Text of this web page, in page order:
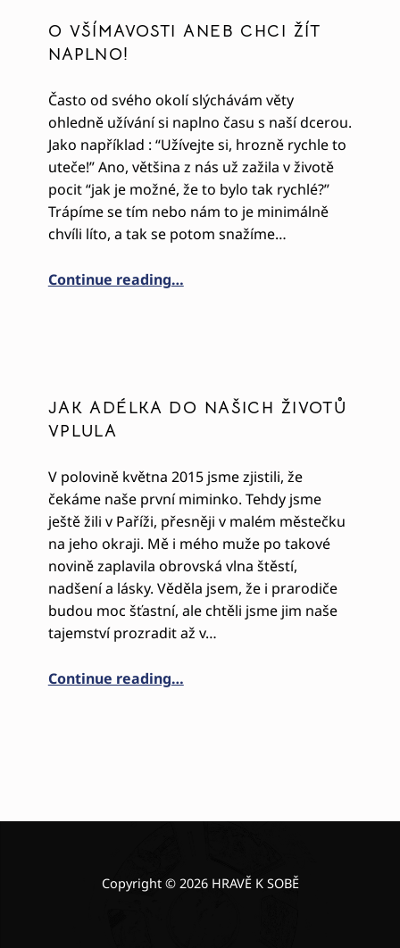
O VŠÍMAVOSTI ANEB CHCI ŽÍT
NAPLNO!
Často od svého okolí slýchávám věty
ohledně užívání si naplno času s naší dcerou.
Jako například : “Užívejte si, hrozně rychle to
uteče!” Ano, většina z nás už zažila v životě
pocit “jak je možné, že to bylo tak rychlé?”
Trápíme se tím nebo nám to je minimálně
chvíli líto, a tak se potom snažíme…
Continue reading…
JAK ADÉLKA DO NAŠICH ŽIVOTŮ
VPLULA
V polovině května 2015 jsme zjistili, že
čekáme naše první miminko. Tehdy jsme
ještě žili v Paříži, přesněji v malém městečku
na jeho okraji. Mě i mého muže po takové
novině zaplavila obrovská vlna štěstí,
nadšení a lásky. Věděla jsem, že i prarodiče
budou moc šťastní, ale chtěli jsme jim naše
tajemství prozradit až v…
Continue reading…
Copyright © 2026 HRAVĚ K SOBĚ